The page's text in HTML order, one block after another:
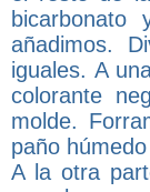
añadimos.
iguales. A
colorante
molde.
paño
A la otra